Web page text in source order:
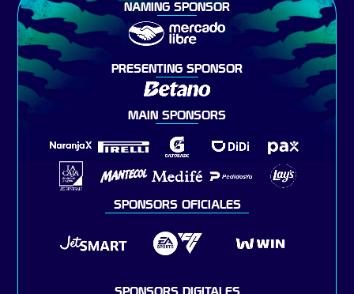
NAMING SPONSOR
PRESENTING SPONSOR
MAIN SPONSORS
SPONSORS OFICIALES